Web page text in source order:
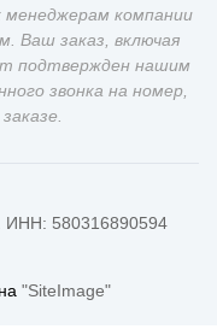
компании
Ваш заказ, включая
подтвержден нашим
звонка на номер,
ИНН: 580316890594
"SiteImage"